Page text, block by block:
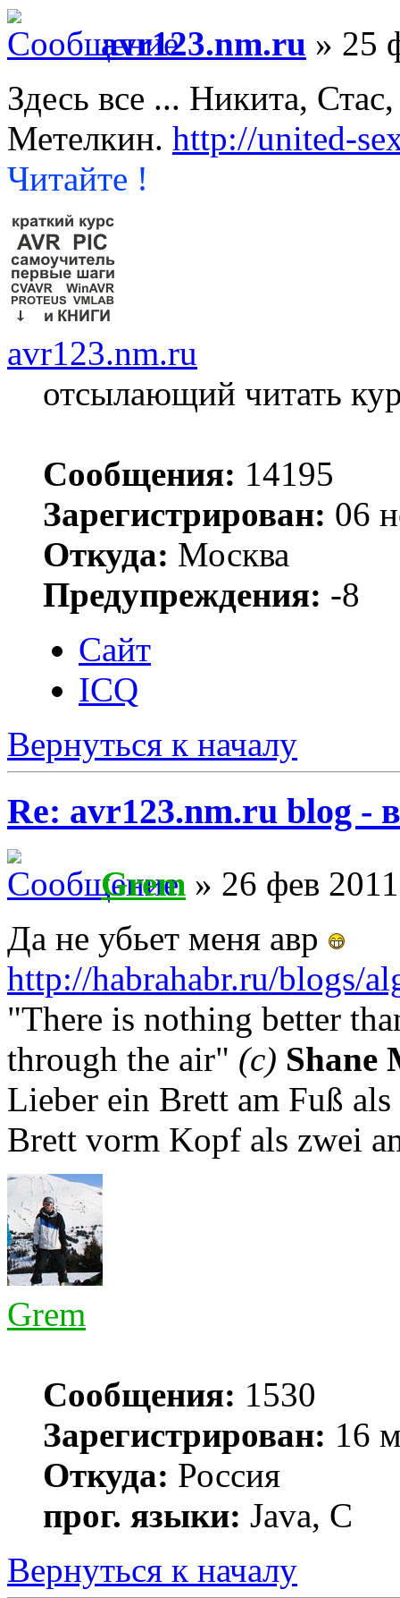
avr123.nm.ru » 25
Здесь все ... Никита,
Метелкин. http://united-
Читайте !
avr123.nm.ru
отсылающий читать
Сообщения: 14195
Зарегистрирован: 06
Откуда: Москва
Предупреждения: -8
Сайт
ICQ
Вернуться к началу
Re: avr123.nm.ru blog -
Grem » 26 фев
Да не убьет меня авр
http://habrahabr.ru/blogs/
"There is nothing better
through the air" (с) Shane
Lieber ein Brett am Fuß
Brett vorm Kopf als zwei
Grem
Сообщения: 1530
Зарегистрирован: 16
Откуда: Россия
прог. языки: Java, C
Вернуться к началу